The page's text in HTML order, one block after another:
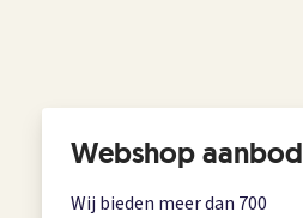
Webshop aanbod
Wij bieden meer dan 700